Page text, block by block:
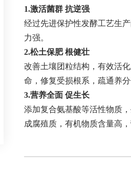
1.激活菌群 抗逆强
经过先进保护性发酵工艺生
力强。
2.松土保肥 根健壮
改善土壤团粒结构，有效活
命，修复受损根系，疏通养
3.营养全面 促生长
添加复合氨基酸等活性物质
成腐殖质，有机物质含量高